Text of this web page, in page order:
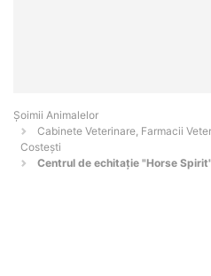
Şoimii Animalelor
Cabinete Veterinare, Farmacii
Costeşti
Centrul de echitaţie "Horse Spirit"